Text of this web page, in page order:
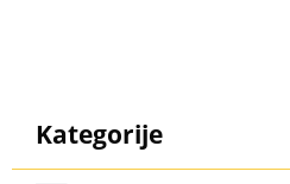
Kategorije